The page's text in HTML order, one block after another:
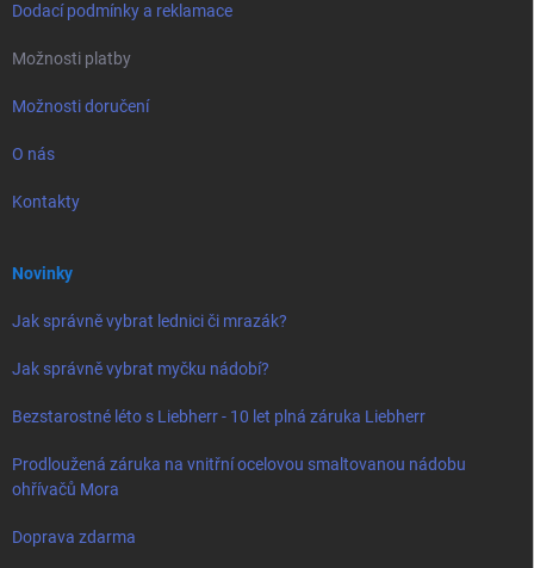
Dodací podmínky a reklamace
Možnosti platby
Možnosti doručení
O nás
Kontakty
Novinky
Jak správně vybrat lednici či mrazák?
Jak správně vybrat myčku nádobí?
Bezstarostné léto s Liebherr - 10 let plná záruka Liebherr
Prodloužená záruka na vnitřní ocelovou smaltovanou nádobu
ohřívačů Mora
Doprava zdarma